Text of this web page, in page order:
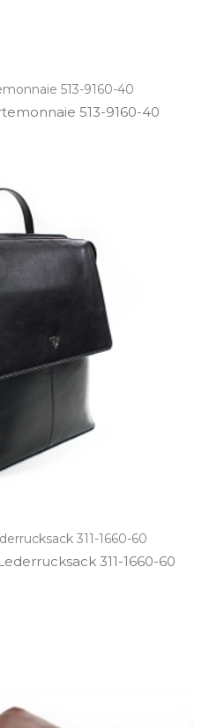
513-9160-40
513­-9160­-40
311-1660-60
311­-1660­-60